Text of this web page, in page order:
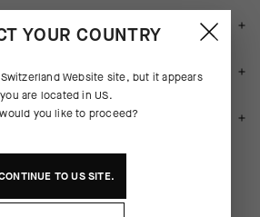
YOUR COUNTRY
Switzerland Website site, but it appears
you are located in US.
you like to proceed?
TOUSSITE.